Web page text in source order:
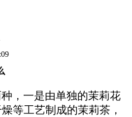
，一是由单独的茉莉花
等工艺制成的茉莉茶，